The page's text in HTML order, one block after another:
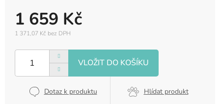
1 659 Kč
1 371,07 Kč bez DPH
cena:
Dotaz k produktu Hlídat produkt